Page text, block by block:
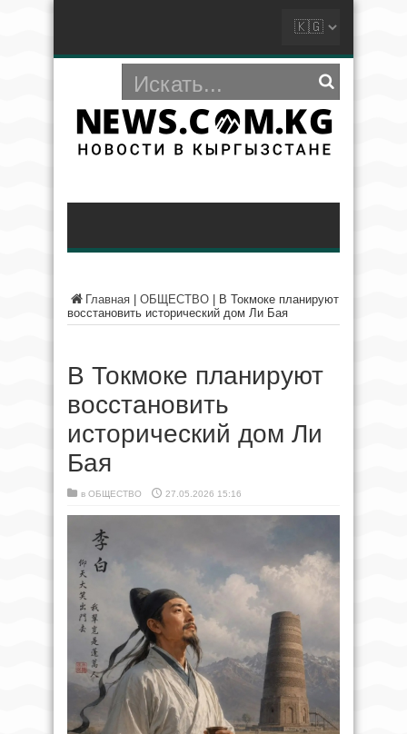
Главная ОБЩЕСТВО
В Токмоке планируют
восстановить исторический дом Ли Бая
В Токмоке планируют
восстановить
исторический дом Ли
Бая
в ОБЩЕСТВО 27.05.2026 15:16